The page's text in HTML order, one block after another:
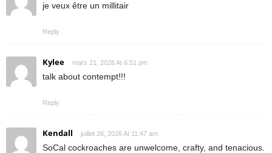
je veux être un millitair
Reply
Kylee mars 21, 2026 At 6:51 pm
talk about contempt!!!
Reply
Kendall juillet 26, 2026 At 11:47 am
SoCal cockroaches are unwelcome, crafty, and tenacious.